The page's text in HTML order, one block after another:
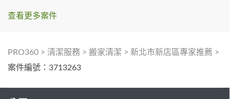
查看更多案件
PRO360 > 清潔服務 > 搬家清潔 > 新北市新店區專家推薦 >
案件編號：3713263